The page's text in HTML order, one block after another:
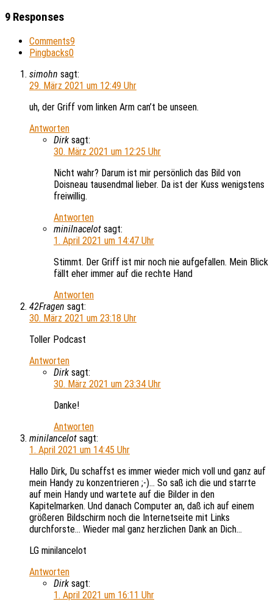
9 Responses
Comments9
Pingbacks0
simohn sagt:
29. März 2021 um 12:49 Uhr
uh, der Griff vom linken Arm can’t be unseen.
Antworten
Dirk sagt:
30. März 2021 um 12:25 Uhr
Nicht wahr? Darum ist mir persönlich das Bild von
Doisneau tausendmal lieber. Da ist der Kuss wenigstens
freiwillig.
Antworten
minilnacelot sagt:
1. April 2021 um 14:47 Uhr
Stimmt. Der Griff ist mir noch nie aufgefallen. Mein Blick
fällt eher immer auf die rechte Hand
Antworten
42Fragen sagt:
30. März 2021 um 23:18 Uhr
Toller Podcast
Antworten
Dirk sagt:
30. März 2021 um 23:34 Uhr
Danke!
Antworten
minilancelot sagt:
1. April 2021 um 14:45 Uhr
Hallo Dirk, Du schaffst es immer wieder mich voll und ganz auf
mein Handy zu konzentrieren ;-)… So saß ich die und starrte
auf mein Handy und wartete auf die Bilder in den
Kapitelmarken. Und danach Computer an, daß ich auf einem
größeren Bildschirm noch die Internetseite mit Links
durchforste… Wieder mal ganz herzlichen Dank an Dich…
LG minilancelot
Antworten
Dirk sagt:
1. April 2021 um 16:11 Uhr